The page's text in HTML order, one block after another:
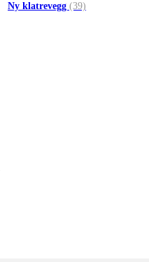
Ny klatrevegg (39)